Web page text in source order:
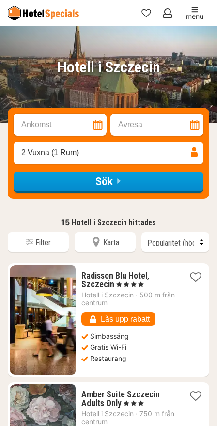
Mina
menu
Hotell i Szczecin
Ankomst Avresa
2 Vuxna (1 Rum)
Sök
15 Hotell i Szczecin hittades
Filter Karta
Radisson Blu Hotel,
Szczecin 1
natt
kr.
, 4 Stjärnor
Hotell i Szczecin · 500 m från
centrum
Lås upp rabatt
Simbassäng
Gratis Wi-Fi
Restaurang
Amber Suite Szczecin
Adults Only1
natt
, 3 Stjärnor
Hotell i Szczecin · 750 m från
centrum